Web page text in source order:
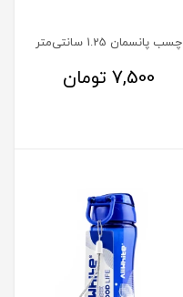
چسب پانسمان 1.25 سانتی‌متر
7,500تومان